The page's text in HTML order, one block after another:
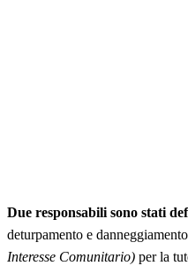
Due responsabili sono stati
deturpamento e
Interesse Comunitario) per la